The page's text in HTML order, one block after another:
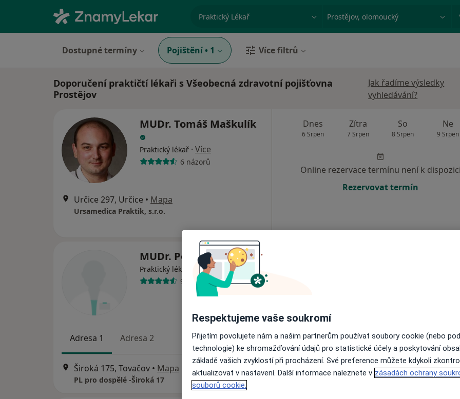
specializace, nemoc nebo příjmení Město nebo region
Dostupné termíny Pojištění • 1 Více filtrů
Doporučení praktičtí lékaři s Všeobecná zdravotní pojišťovna
Prostějov
Jak řadíme výsledky
vyhledávání?
MUDr. Tomáš Maškulík
Praktický lékař · Více
6 názorů
Určice 297, Určice • Mapa
Ursamedica Praktik, s.r.o.
Dnes
6 Srpen
Zítra
7 Srpen
So
8 Srpen
Ne
9 Srpen
Online rezervace termínu není k dispozici
Rezervovat termín
MUDr. Peter Goldbach
Praktický lékař Více
9 názorů
Adresa 1 Adresa 2
Široká 175, Tovačov • Mapa
PL pro dospělé -Široká 17
Respektujeme vaše soukromí
Přijetím povolujete nám a našim partnerům používat soubory cookie (nebo
technologie) ke shromažďování údajů pro statistické účely a poskytování
základě vašich zvyklostí při procházení. Své preference můžete kdykoli
aktualizovat v nastavení. Další informace naleznete v zásadách ochrany
souborů cookie.